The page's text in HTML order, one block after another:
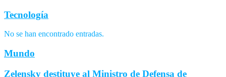
Tecnología
No se han encontrado entradas.
Mundo
Zelensky destituye al Ministro de Defensa de